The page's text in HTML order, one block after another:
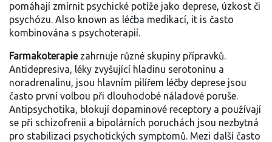
pomáhají zmírnit psychické potíže jako deprese, úzkost či
psychózu. Also known as léčba medikací, it is často
kombinována s psychoterapií.
Farmakoterapiezahrnuje různé skupiny přípravků.
Antidepresiva, léky zvyšující hladinu serotoninu a
noradrenalinu, jsou hlavním pilířem léčby deprese jsou
často první volbou při dlouhodobé náladové poruše.
Antipsychotika, blokují dopaminové receptory a používají
se při schizofrenii a bipolárních poruchách jsou nezbytná
pro stabilizaci psychotických symptomů. Mezi další často